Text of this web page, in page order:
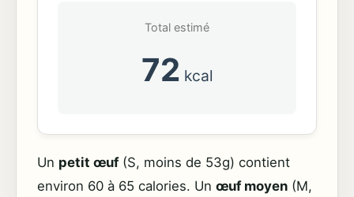
Total estimé
72 kcal
Un petit œuf(S, moins de 53g) contient
environ 60 à 65 calories. Un œuf moyen (M,